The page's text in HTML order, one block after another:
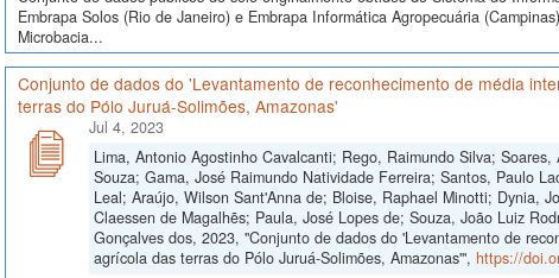
Embrapa Solos (Rio de Janeiro) e Embrapa Informática Agropecuária
Microbacia...
Conjunto de dados do 'Levantamento de reconhecimento de média
terras do Pólo Juruá-Solimões, Amazonas'
Jul 4, 2023
Lima, Antonio Agostinho Cavalcanti; Rego, Raimundo Silva;
Souza; Gama, José Raimundo Natividade Ferreira; Santos, Paulo
Leal; Araújo, Wilson Sant'Anna de; Bloise, Raphael Minotti; Dynia,
Claessen de Magalhẽs; Paula, José Lopes de; Souza, João Luiz
Gonçalves dos, 2023, "Conjunto de dados do 'Levantamento de
agrícola das terras do Pólo Juruá-Solimões, Amazonas'", https://